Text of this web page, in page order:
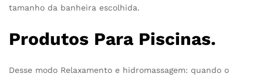
tamanho da banheira escolhida.
Produtos Para Piscinas.
Desse modo Relaxamento e hidromassagem: quando o